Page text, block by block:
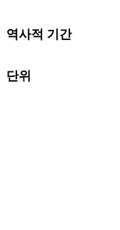
역사적 기간
단위